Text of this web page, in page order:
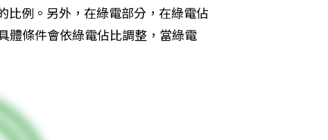
比例。另外，在綠電部分，在綠電佔
體條件會依綠電佔比調整，當綠電